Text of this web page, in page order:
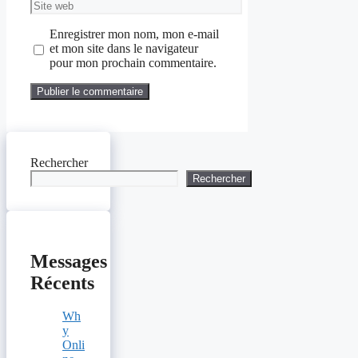
Site
web
Enregistrer mon nom, mon e-mail
et mon site dans le navigateur
pour mon prochain commentaire.
Rechercher
Rechercher
Messages
Récents
Wh
y
Onli